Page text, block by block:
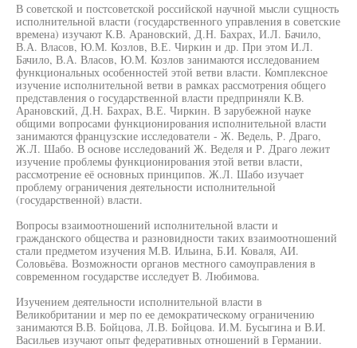
В советской и постсоветской российской научной мысли сущность
исполнительной власти (государственного управления в советские
времена) изучают К.В. Арановский, Д.Н. Бахрах, И.Л. Бачило,
В.А. Власов, Ю.М. Козлов, В.Е. Чиркин и др. При этом И.Л.
Бачило, В.А. Власов, Ю.М. Козлов занимаются исследованием
функциональных особенностей этой ветви власти. Комплексное
изучение исполнительной ветви в рамках рассмотрения общего
представления о государственной власти предприняли К.В.
Арановский, Д.Н. Бахрах, В.Е. Чиркин. В зарубежной науке
общими вопросами функционирования исполнительной власти
занимаются французские исследователи - Ж. Ведель, Р. Драго,
Ж.Л. Шабо. В основе исследований Ж. Веделя и Р. Драго лежит
изучение проблемы функционирования этой ветви власти,
рассмотрение её основных принципов. Ж.Л. Шабо изучает
проблему ограничения деятельности исполнительной
(государственной) власти.
Вопросы взаимоотношений исполнительной власти и
гражданского общества и разновидности таких взаимоотношений
стали предметом изучения М.В. Ильина, Б.И. Коваля, АИ.
Соловьёва. Возможности органов местного самоуправления в
современном государстве исследует В. Любимова.
Изучением деятельности исполнительной власти в
Великобритании и мер по ее демократическому ограничению
занимаются В.В. Бойцова, Л.В. Бойцова. И.М. Бусыгина и В.И.
Васильев изучают опыт федеративных отношений в Германии.